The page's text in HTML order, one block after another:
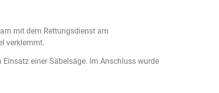
mit dem Rettungsdienst am
verklemmt.
einer Säbelsäge. Im Anschluss wurde